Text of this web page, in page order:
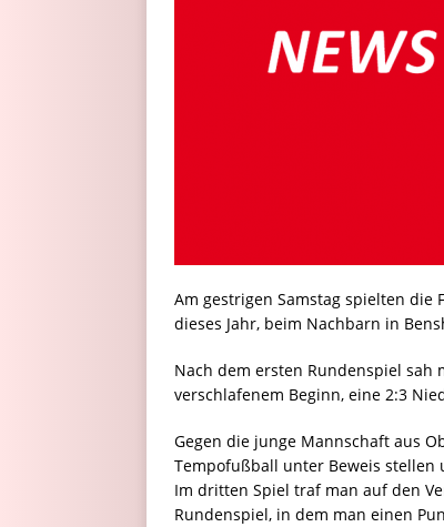
Am gestrigen Samstag spielten die
dieses Jahr, beim Nachbarn in
Nach dem ersten Rundenspiel sah
verschlafenem Beginn, eine 2:3
Gegen die junge Mannschaft aus
Tempofußball unter Beweis
Im dritten Spiel traf man auf den
Rundenspiel, in dem man einen